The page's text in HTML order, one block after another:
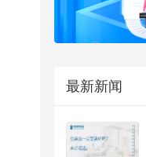
最新新闻